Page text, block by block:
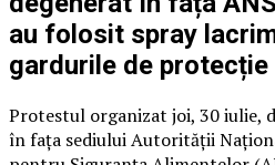
au folosit spray
gardurile de
Protestul organizat joi, 30 iulie,
în fața sediului Autorității